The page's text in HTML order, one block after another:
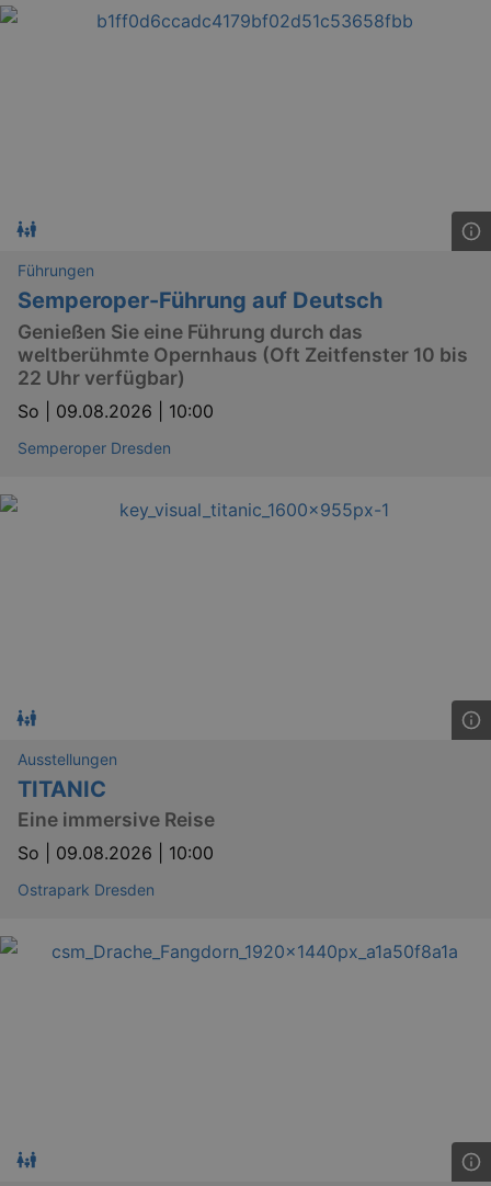
Führungen
Semperoper-Führung auf Deutsch
Genießen Sie eine Führung durch das
weltberühmte Opernhaus (Oft Zeitfenster 10 bis
22 Uhr verfügbar)
So | 09.08.2026 | 10:00
Semperoper Dresden
Ausstellungen
TITANIC
Eine immersive Reise
So | 09.08.2026 | 10:00
Ostrapark Dresden